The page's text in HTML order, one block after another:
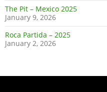
The Pit – Mexico 2025
January 9, 2026
Roca Partida – 2025
January 2, 2026